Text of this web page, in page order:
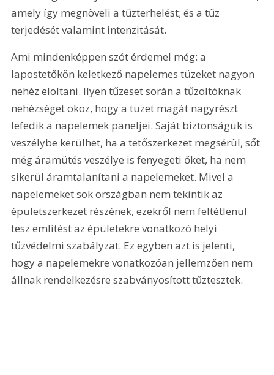
amely így megnöveli a tűzterhelést; és a tűz
terjedését valamint intenzitását.
Ami mindenképpen szót érdemel még: a
lapostetőkön keletkező napelemes tüzeket nagyon
nehéz eloltani. Ilyen tűzeset során a tűzoltóknak
nehézséget okoz, hogy a tüzet magát nagyrészt
lefedik a napelemek paneljei. Saját biztonságuk is
veszélybe kerülhet, ha a tetőszerkezet megsérül, sőt
még áramütés veszélye is fenyegeti őket, ha nem
sikerül áramtalanítani a napelemeket. Mivel a
napelemeket sok országban nem tekintik az
épületszerkezet részének, ezekről nem feltétlenül
tesz említést az épületekre vonatkozó helyi
tűzvédelmi szabályzat. Ez egyben azt is jelenti,
hogy a napelemekre vonatkozóan jellemzően nem
állnak rendelkezésre szabványosított tűztesztek.